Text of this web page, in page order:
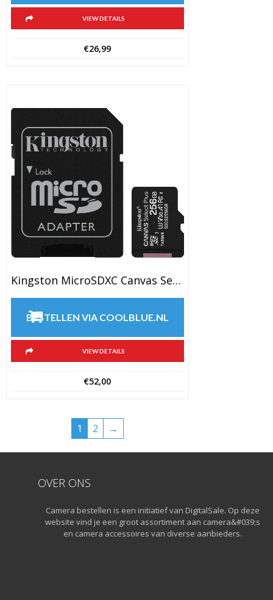
VIEW DETAILS
€26,99
Kingston MicroSDXC Canvas Select Plus 256GB 100 MB/s + SD Adapter
BESTELLEN VIA COOLBLUE.NL
VIEW DETAILS
€52,00
1 2 →
OVER ONS
Camera bestellen is een initiatief van DigitalSale. Op deze
website vind je een groot assortiment aan camera&#039;s
en camera accessoires van diverse aanbieders.